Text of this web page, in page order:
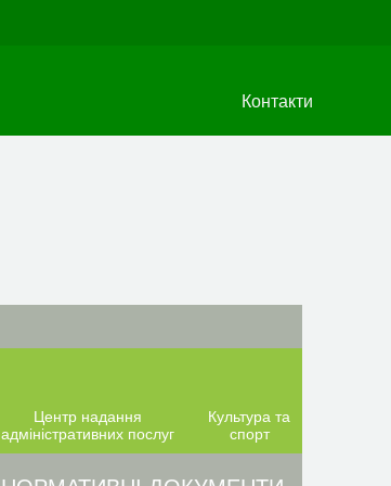
Контакти
Центр надання
адміністративних послуг
Культура та
спорт